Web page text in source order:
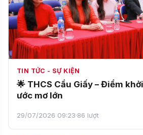
TIN TỨC - SỰ KIỆN
🌟 THCS Cầu Giấy – Điểm
ước mơ lớn
29/07/2026 09:23·86 lượt